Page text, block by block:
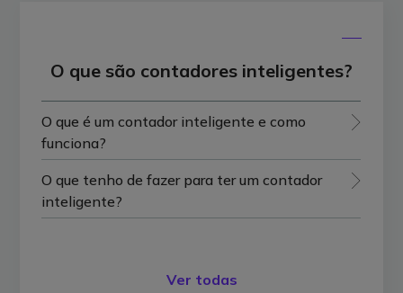
O que são contadores inteligentes?
O que é um contador inteligente e como
funciona?
O que tenho de fazer para ter um contador
inteligente?
Ver todas